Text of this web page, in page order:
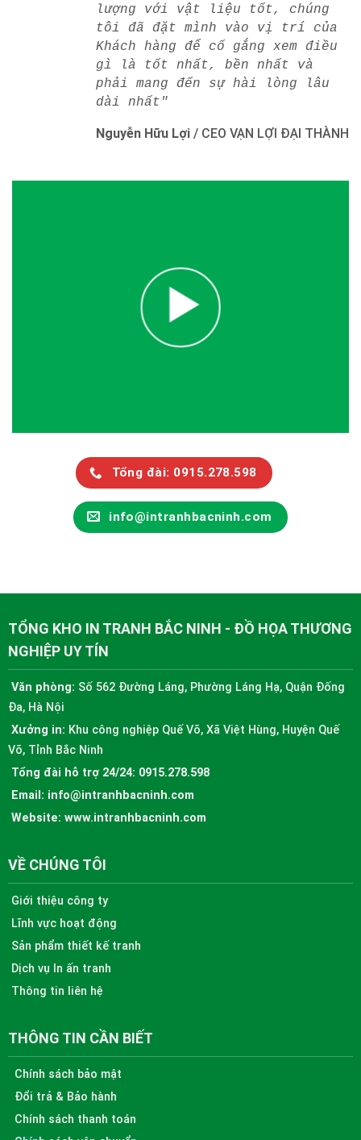
lượng với vật liệu tốt, chúng
tôi đã đặt mình vào vị trí của
Khách hàng để cố gắng xem điều
gì là tốt nhất, bền nhất và
phải mang đến sự hài lòng lâu
dài nhất"
Nguyễn Hữu Lợi / CEO VẠN LỢI ĐẠI THÀNH
Tổng đài: 0915.278.598
info@intranhbacninh.com
TỔNG KHO IN TRANH BẮC NINH - ĐỒ HỌA THƯƠNG
NGHIỆP UY TÍN
Văn phòng: Số 562 Đường Láng, Phường Láng Hạ, Quận Đống
Đa, Hà Nội
Xưởng in: Khu công nghiệp Quế Võ, Xã Việt Hùng, Huyện Quế
Võ, Tỉnh Bắc Ninh
Tổng đài hỗ trợ 24/24: 0915.278.598
Email: info@intranhbacninh.com
Website: www.intranhbacninh.com
VỀ CHÚNG TÔI
Giới thiệu công ty
Lĩnh vực hoạt động
Sản phẩm thiết kế tranh
Dịch vụ In ấn tranh
Thông tin liên hệ
THÔNG TIN CẦN BIẾT
Chính sách bảo mật
Đổi trả & Bảo hành
Chính sách thanh toán